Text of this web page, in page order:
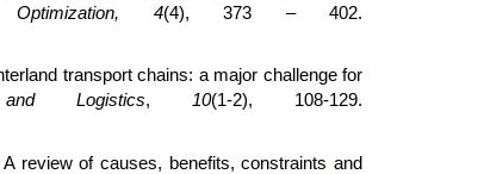
4(4), 373 – 402.
transport chains: a major challenge for
Logistics, 10(1-2), 108-129.
review of causes, benefits, constraints and